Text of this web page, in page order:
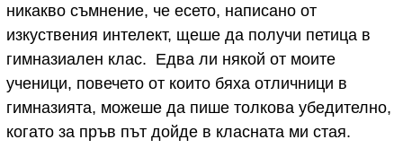
никакво съмнение, че есето, написано от
изкуствения интелект, щеше да получи петица в
гимназиален клас. Едва ли някой от моите
ученици, повечето от които бяха отличници в
гимназията, можеше да пише толкова убедително,
когато за пръв път дойде в класната ми стая.